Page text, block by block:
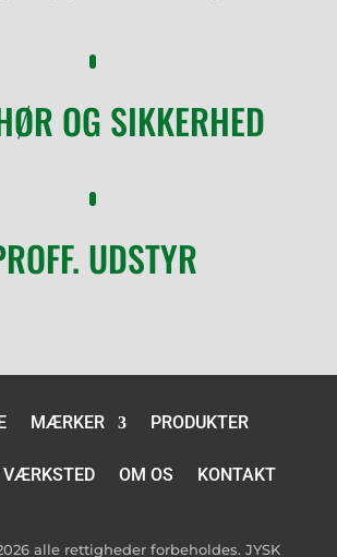
OG SIKKERHED
UDSTYR
MÆRKER PRODUKTER
VÆRKSTED OM OS KONTAKT
alle rettigheder forbeholdes. JYSK